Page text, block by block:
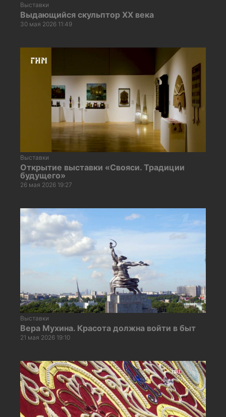
Выставки
Выдающийся скульптор XX века
30 мая 2026 11:49
Выставки
Открытие выставки «Свояси. Традиции
будущего»
26 мая 2026 19:27
Выставки
Вера Мухина. Красота должна войти в быт
21 мая 2026 19:10